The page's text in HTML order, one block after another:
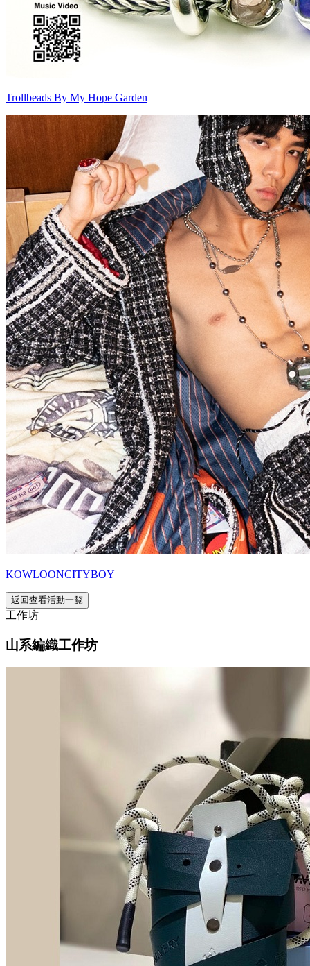
Trollbeads By My Hope Garden
KOWLOONCITYBOY
返回查看活動一覧
工作坊
山系編織工作坊